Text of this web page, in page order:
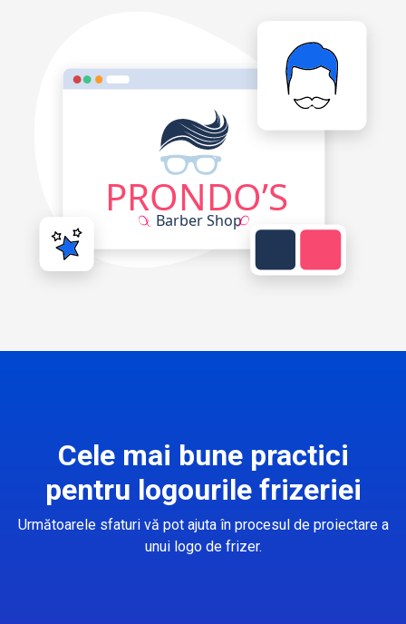
Cele mai bune practici
pentru logourile frizeriei
Următoarele sfaturi vă pot ajuta în procesul de proiectare a
unui logo de frizer.